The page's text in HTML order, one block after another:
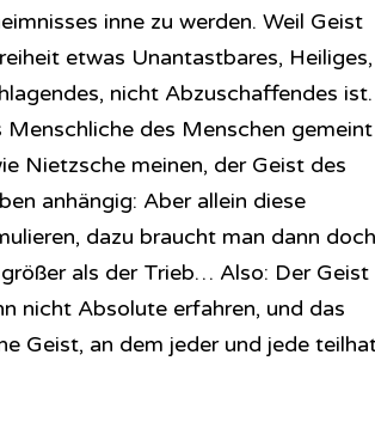
inne zu werden. Weil Geist
etwas Unantastbares, Heiliges,
nicht Abzuschaffendes ist.
des Menschen gemeint
Nietzsche meinen, der Geist des
anhängig: Aber allein diese
dazu braucht man dann doch
als der Trieb… Also: Der Geist
nicht Absolute erfahren, und das
Geist, an dem jeder und jede